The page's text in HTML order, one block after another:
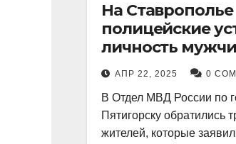
На Ставрополье
полицейские
личность
причастного к
имущества из
Пятигорске
АПР 22, 2025 0
В Отдел МВД России по
Пятигорску обратились
жителей, которые